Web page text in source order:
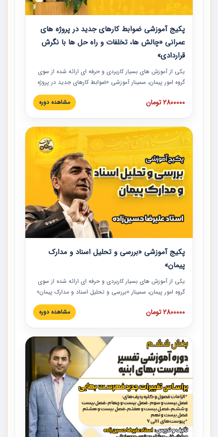
پکیج آموزشی ضوابط کارهای جدید در پروژه های
عمرانی «چالش ها، تخلفات و راه حل ها با نگرش
قراردادی»
یکی از آموزش‏‏‏‏‏‏ های بسیار کاربردی و حرفه‏ ای ارائه شده از سوی
گروه امور پیمان، سمینار آموزشی «ضوابط کارهای جدید در پروژه
های عمرانی» چالش ها، تخلفات و راه حل ها با نگرش قراردادی
است که در محل سندیکای شرکت های ساختمانی کشور ارائه شد.
مدارک پیمان به همراه تجربیات عملی ارائه شده است.
2800000 تومان مشاهده دوره
پکیج آموزشی «بررسی و تحلیل اسناد و مدارک
پیمان»
یکی از آموزش‏‏‏‏‏‏ های بسیار کاربردی و حرفه‏ ای ارائه شده از سوی
گروه امور پیمان، سمینار «بررسی و تحلیل اسناد و مدارک پیمان»
است که در دانشگاه صنعتی شریف ارائه شد. در این آموزش
نکات کلیدی مربوط به اسناد و مدارک پیمان، اولویت بندی اسناد
پیمان به همراه تجربیات عملی در این خصوص ارائه شده است.
2800000 تومان مشاهده دوره